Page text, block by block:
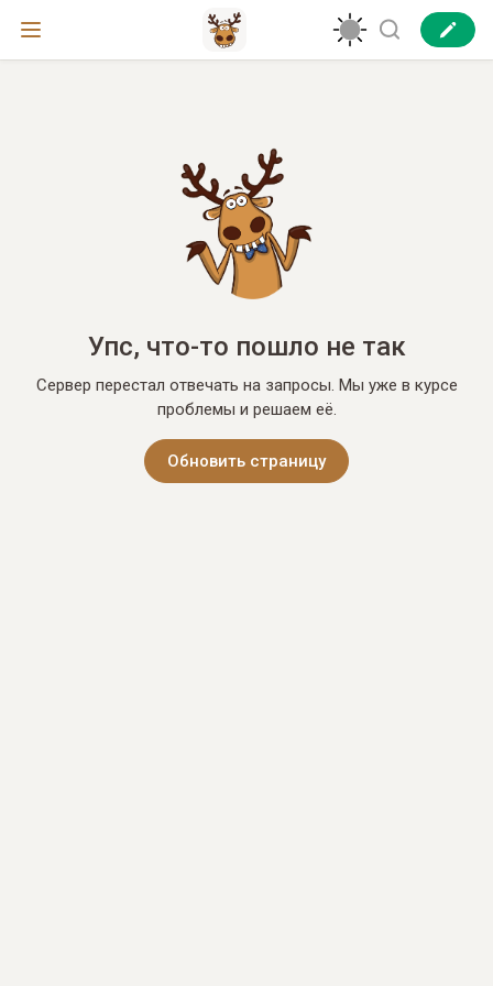
Упс, что-то пошло не так
Сервер перестал отвечать на запросы. Мы уже в курсе
проблемы и решаем её.
Обновить страницу